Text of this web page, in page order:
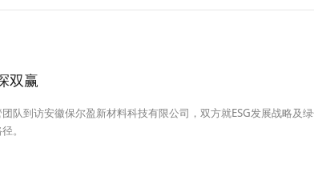
双赢
队到访安徽保尔盈新材料科技有限公司，双方就ESG发展战略及
。